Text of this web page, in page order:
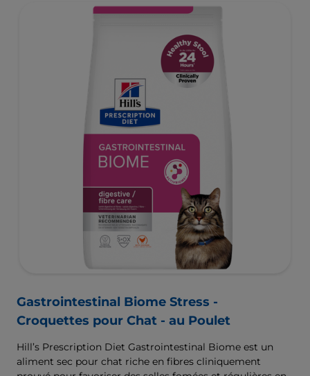
Gastrointestinal Biome Stress -
Croquettes pour Chat - au Poulet
Hill’s Prescription Diet Gastrointestinal Biome est un
aliment sec pour chat riche en fibres cliniquement